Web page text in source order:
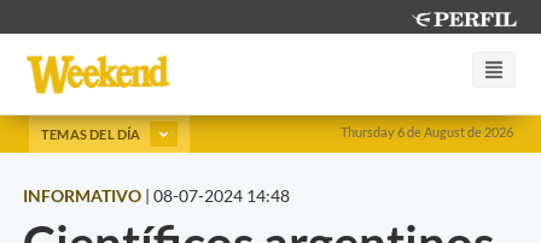
Thursday 6 de August de 2026
TEMAS DEL DÍA
INFORMATIVO | 08-07-2024 14:48